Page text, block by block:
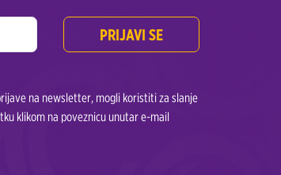
PRIJAVI SE
na newsletter, mogli koristiti za slanje
klikom na poveznicu unutar e-mail